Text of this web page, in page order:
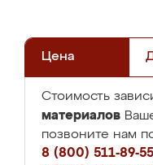
Цена
Стоимость
материалов
позвоните нам
8 (800) 511-89-55